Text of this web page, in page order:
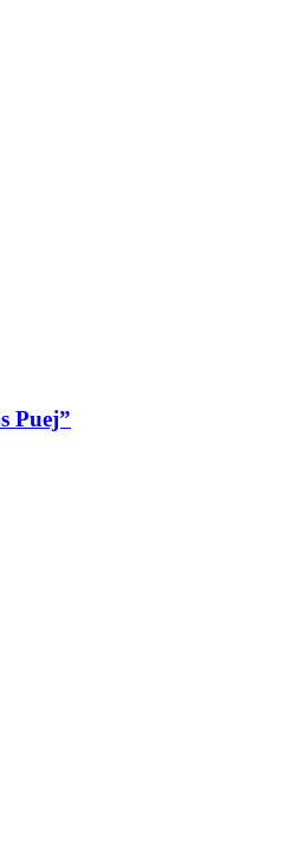
Puej”